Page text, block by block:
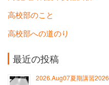
高校部のこと
高校部への道のり
最近の投稿
2026.Aug07夏期講習